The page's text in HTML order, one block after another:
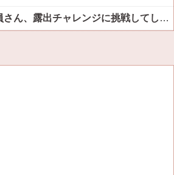
【動画】 女Uber配達員さん、露出チャレンジに挑戦してしまうｗｗｗｗ